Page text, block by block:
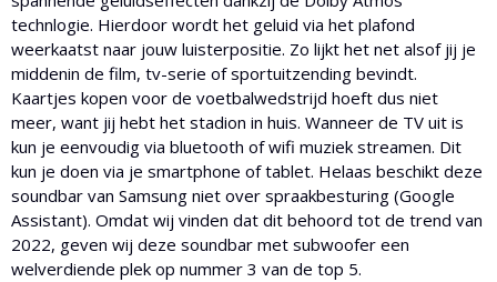
technlogie. Hierdoor wordt het geluid via het plafond
weerkaatst naar jouw luisterpositie. Zo lijkt het net alsof jij je
middenin de film, tv-serie of sportuitzending bevindt.
Kaartjes kopen voor de voetbalwedstrijd hoeft dus niet
meer, want jij hebt het stadion in huis. Wanneer de TV uit is
kun je eenvoudig via bluetooth of wifi muziek streamen. Dit
kun je doen via je smartphone of tablet. Helaas beschikt deze
soundbar van Samsung niet over spraakbesturing (Google
Assistant). Omdat wij vinden dat dit behoord tot de trend van
2022, geven wij deze soundbar met subwoofer een
welverdiende plek op nummer 3 van de top 5.